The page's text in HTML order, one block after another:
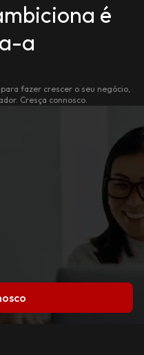
é
a
fazer crescer o seu negócio,
Cresça connosco.